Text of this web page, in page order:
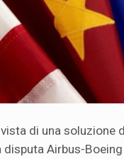
di una soluzione
Airbus-